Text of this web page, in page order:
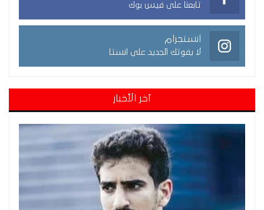
تابعنا على فيس بوك
انستجرام
لا يفوتك الجديد على انستا
آخر الأخبار